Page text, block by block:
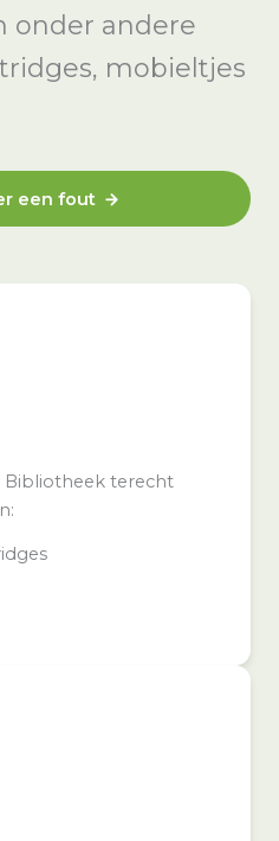
onder andere
mobieltjes
een fout
Bibliotheek terecht